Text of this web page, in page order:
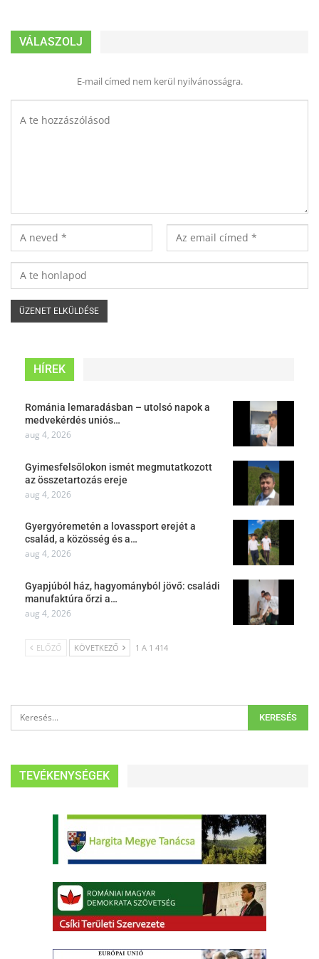
VÁLASZOLJ
E-mail címed nem kerül nyilvánosságra.
HÍREK
Románia lemaradásban – utolsó napok a
medvekérdés uniós…
aug 4, 2026
Gyimesfelsőlokon ismét megmutatkozott
az összetartozás ereje
aug 4, 2026
Gyergyóremetén a lovassport erejét a
család, a közösség és a…
aug 4, 2026
Gyapjúból ház, hagyományból jövő: családi
manufaktúra őrzi a…
aug 4, 2026
ELŐZŐ KÖVETKEZŐ 1 A 1 414
TEVÉKENYSÉGEK